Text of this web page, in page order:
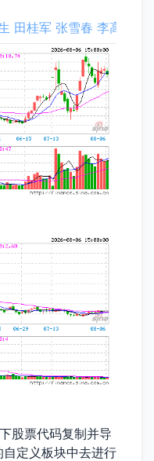
田桂军 张雪春 李高生
股票代码复制并导
定义板块中去进行